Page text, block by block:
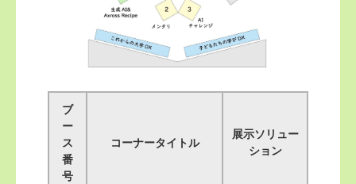
ブ
ー
ス
番
号
コーナータイトル
展示ソリュー
ション